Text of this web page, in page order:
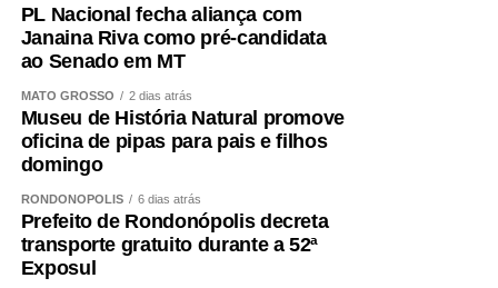
jovens e adultos possam praticar o esporte sem riscos,
longe da rede elétrica e do trânsito. Também será um
local para campeonatos, oficinas, festivais e ações
educativas. Estados como São Paulo, Goiás, Espírito
Santo e Rio de Janeiro já contam com esses espaços e
conseguiram reduzir acidentes. Mato Grosso também
merece esse avanço”, defende.
Segundo ele, o Pipódromo vai além da prática esportiva.
“Quando existe um espaço apropriado, conseguimos
orientar sobre segurança, combater o uso de linhas
PL Nacional fecha aliança com
Janaina Riva como pré-candidata
ao Senado em MT
MATO GROSSO 2 dias atrás
Museu de História Natural promove
oficina de pipas para pais e filhos
domingo
RONDONÓPOLIS 6 dias atrás
Prefeito de Rondonópolis decreta
transporte gratuito durante a 52ª
Exposul